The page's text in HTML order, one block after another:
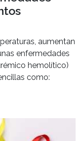
aumentan
enfermedades
hemolítico)
como: